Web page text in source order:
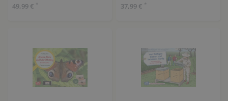
49,99 € * 37,99 € *